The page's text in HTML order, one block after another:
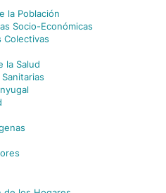
la Población
Socio-Económicas
Colectivas
la Salud